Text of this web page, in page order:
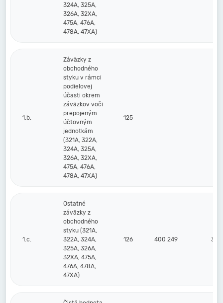
324A, 325A,
326A, 32XA,
475A, 476A,
478A, 47XA)
1.b.
Záväzky z
obchodného
styku v rámci
podielovej
účasti okrem
záväzkov voči
prepojeným
účtovným
jednotkám
(321A, 322A,
324A, 325A,
326A, 32XA,
475A, 476A,
478A, 47XA)
125
1.c.
Ostatné
záväzky z
obchodného
styku (321A,
322A, 324A,
325A, 326A,
32XA, 475A,
476A, 478A,
47XA)
126 400 249